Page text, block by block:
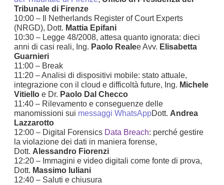
Tribunale di Firenze
10:00 – Il Netherlands Register of Court Experts
(NRGD), Dott. Mattia Epifani
10:30 – Legge 48/2008, attesa quanto ignorata: dieci
anni di casi reali, Ing. Paolo Realee Avv. Elisabetta
Guarnieri
11:00 – Break
11:20 – Analisi di dispositivi mobile: stato attuale,
integrazione con il cloud e difficoltà future, Ing. Michele
Vitiello e Dr. Paolo Dal Checco
11:40 – Rilevamento e conseguenze delle
manomissioni sui messaggi WhatsAppDott. Andrea
Lazzarotto
12:00 – Digital Forensics Data Breach: perché gestire
la violazione dei dati in maniera forense,
Dott. Alessandro Fiorenzi
12:20 – Immagini e video digitali come fonte di prova,
Dott. Massimo luliani
12:40 – Saluti e chiusura